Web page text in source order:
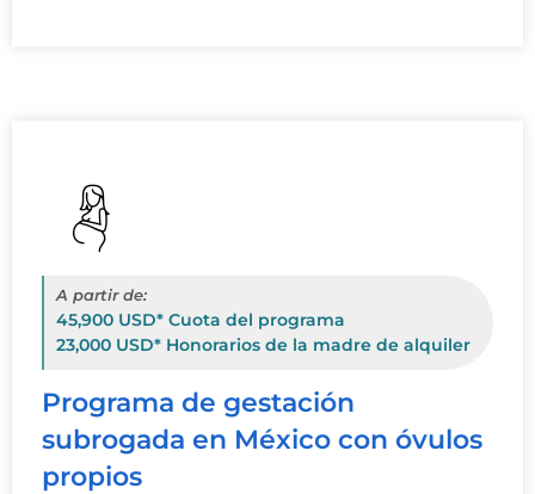
A partir de:
45,900 USD* Cuota del programa
23,000 USD* Honorarios de la madre de alquiler
Programa de gestación
subrogada en México con óvulos
propios